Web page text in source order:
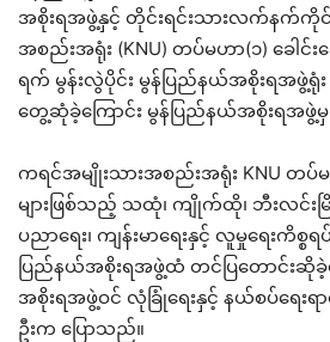
အစိုးရအဖွဲ့နှင့် တိုင်းရင်းသားလက်နက်ကို
အစည်းအရုံး (KNU) တပ်မဟာ(၁) ခေါ
ရက် မွန်းလွဲပိုင်း မွန်ပြည်နယ်အစိုးရအဖွဲ့ရုံး
တွေ့ဆုံခဲ့ကြောင်း မွန်ပြည်နယ်အစိုးရအ
ကရင်အမျိုးသားအစည်းအရုံး KNU တပ်မ
များဖြစ်သည့် သထုံ၊ ကျိုက်ထို၊ ဘီးလင်
ပညာရေး၊ ကျန်းမာရေးနှင့် လူမှုရေးကိစ္စ
ပြည်နယ်အစိုးရအဖွဲ့ထံ တင်ပြတောင်းဆိုခဲ့
အစိုးရအဖွဲ့ဝင် လုံခြုံရေးနှင့် နယ်စပ်ရေးရာ
ဦးက ပြောသည်။